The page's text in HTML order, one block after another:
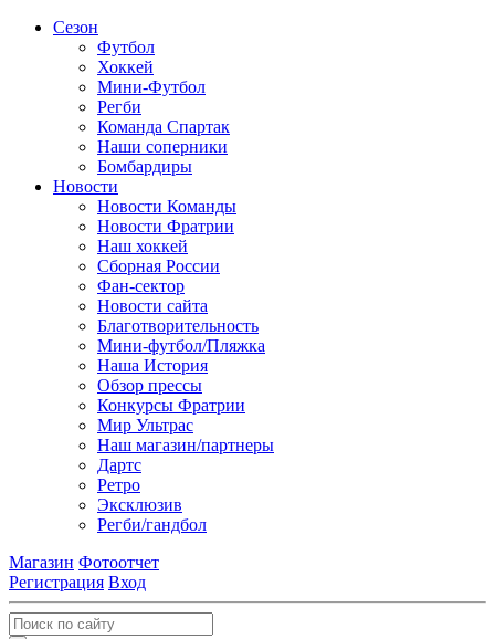
Сезон
Футбол
Хоккей
Мини-Футбол
Регби
Команда Спартак
Наши соперники
Бомбардиры
Новости
Новости Команды
Новости Фратрии
Наш хоккей
Сборная России
Фан-cектор
Новости сайта
Благотворительность
Мини-футбол/Пляжка
Наша История
Обзор прессы
Конкурсы Фратрии
Мир Ультрас
Наш магазин/партнеры
Дартс
Ретро
Эксклюзив
Регби/гандбол
Магазин Фотоотчет
Регистрация Вход